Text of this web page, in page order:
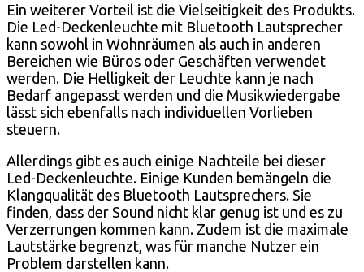
Ein weiterer Vorteil ist die Vielseitigkeit des Produkts.
Die Led-Deckenleuchte mit Bluetooth Lautsprecher
kann sowohl in Wohnräumen als auch in anderen
Bereichen wie Büros oder Geschäften verwendet
werden. Die Helligkeit der Leuchte kann je nach
Bedarf angepasst werden und die Musikwiedergabe
lässt sich ebenfalls nach individuellen Vorlieben
steuern.
Allerdings gibt es auch einige Nachteile bei dieser
Led-Deckenleuchte. Einige Kunden bemängeln die
Klangqualität des Bluetooth Lautsprechers. Sie
finden, dass der Sound nicht klar genug ist und es zu
Verzerrungen kommen kann. Zudem ist die maximale
Lautstärke begrenzt, was für manche Nutzer ein
Problem darstellen kann.